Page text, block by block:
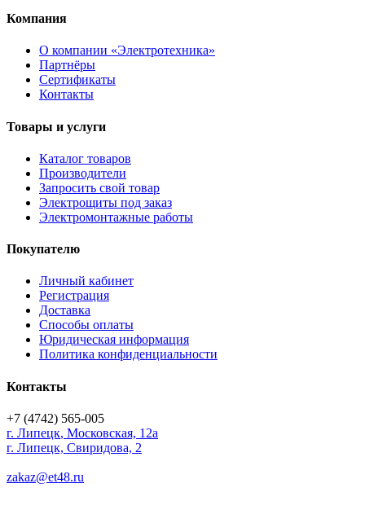
Компания
О компании «Электротехника»
Партнёры
Сертификаты
Контакты
Товары и услуги
Каталог товаров
Производители
Запросить свой товар
Электрощиты под заказ
Электромонтажные работы
Покупателю
Личный кабинет
Регистрация
Доставка
Способы оплаты
Юридическая информация
Политика конфиденциальности
Контакты
+7 (4742) 565-005
г. Липецк, Московская, 12а
г. Липецк, Свиридова, 2
zakaz@et48.ru